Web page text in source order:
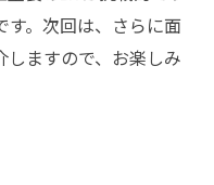
。次回は、さらに面
しますので、お楽しみ